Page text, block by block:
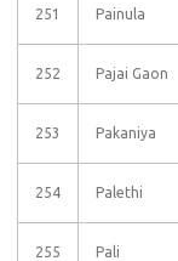
251 Painula
252 Pajai Gaon
253 Pakaniya
254 Palethi
255 Pali